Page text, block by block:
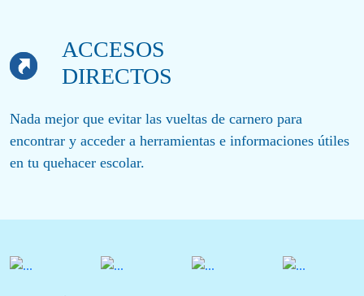
ACCESOS
DIRECTOS
Nada mejor que evitar las vueltas de carnero para
encontrar y acceder a herramientas e informaciones útiles
en tu quehacer escolar.